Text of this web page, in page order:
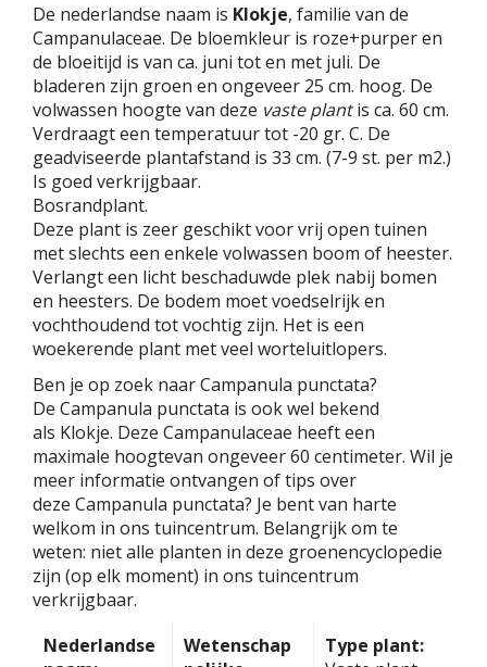
De nederlandse naam is Klokje, familie van de
Campanulaceae. De bloemkleur is roze+purper en
de bloeitijd is van ca. juni tot en met juli. De
bladeren zijn groen en ongeveer 25 cm. hoog. De
volwassen hoogte van deze vaste plantis ca. 60 cm.
Verdraagt een temperatuur tot -20 gr. C. De
geadviseerde plantafstand is 33 cm. (7-9 st. per m2.)
Is goed verkrijgbaar.
Bosrandplant.
Deze plant is zeer geschikt voor vrij open tuinen
met slechts een enkele volwassen boom of heester.
Verlangt een licht beschaduwde plek nabij bomen
en heesters. De bodem moet voedselrijk en
vochthoudend tot vochtig zijn. Het is een
woekerende plant met veel worteluitlopers.
Ben je op zoek naar Campanula punctata?
De Campanula punctata is ook wel bekend
als Klokje. Deze Campanulaceae heeft een
maximale hoogtevan ongeveer 60 centimeter. Wil je
meer informatie ontvangen of tips over
deze Campanula punctata? Je bent van harte
welkom in ons tuincentrum. Belangrijk om te
weten: niet alle planten in deze groenencyclopedie
zijn (op elk moment) in ons tuincentrum
verkrijgbaar.
Nederlandse
Wetenschap
Type plant: